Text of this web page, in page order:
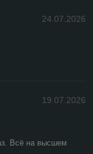
24.07.2026
19.07.2026
Всё на высшем